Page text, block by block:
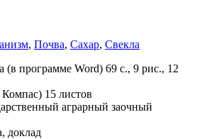
, Почва, Сахар, Свекла
(в программе Word) 69 с., 9 рис., 12
15 листов
аграрный заочный
доклад